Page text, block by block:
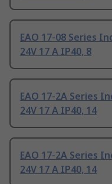
EAO 17-08 Series
24V 17 A IP40, 8
EAO 17-2A Series
24V 17 A IP40, 14
EAO 17-2A Series
24V 17 A IP40, 14